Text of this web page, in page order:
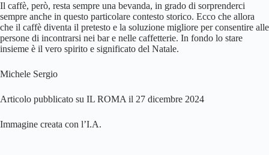
Il caffè, però, resta sempre una bevanda, in grado di sorprenderci
sempre anche in questo particolare contesto storico. Ecco che allora
che il caffè diventa il pretesto e la soluzione migliore per consentire alle
persone di incontrarsi nei bar e nelle caffetterie. In fondo lo stare
insieme è il vero spirito e significato del Natale.
Michele Sergio
Articolo pubblicato su IL ROMA il 27 dicembre 2024
Immagine creata con l’I.A.